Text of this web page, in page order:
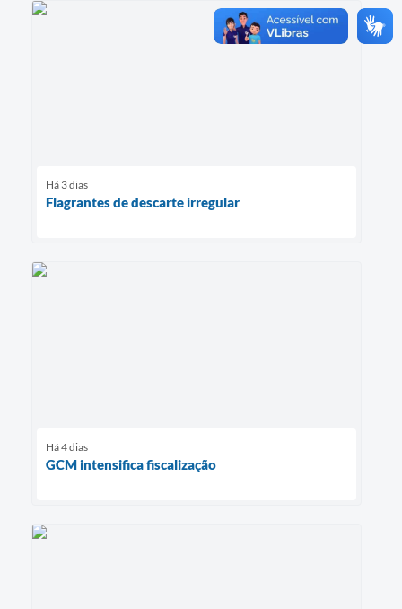
Há 3 dias
Flagrantes de descarte irregular
Há 4 dias
GCM intensifica fiscalização